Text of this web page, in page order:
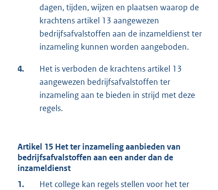
dagen, tijden, wijzen en plaatsen waarop de
krachtens artikel 13 aangewezen
bedrijfsafvalstoffen aan de inzameldienst ter
inzameling kunnen worden aangeboden.
4.
Het is verboden de krachtens artikel 13
aangewezen bedrijfsafvalstoffen ter
inzameling aan te bieden in strijd met deze
regels.
Artikel 15 Het ter inzameling aanbieden van
bedrijfsafvalstoffen aan een ander dan de
inzameldienst
1.
Het college kan regels stellen voor het ter